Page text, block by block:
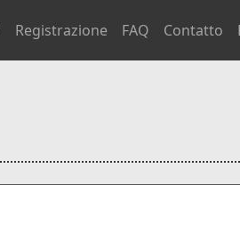
Registrazione FAQ Contatto